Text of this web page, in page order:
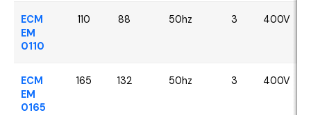
ECM
EM
0110
110 88 50hz 3 400V
ECM
EM
0165
165 132 50hz 3 400V